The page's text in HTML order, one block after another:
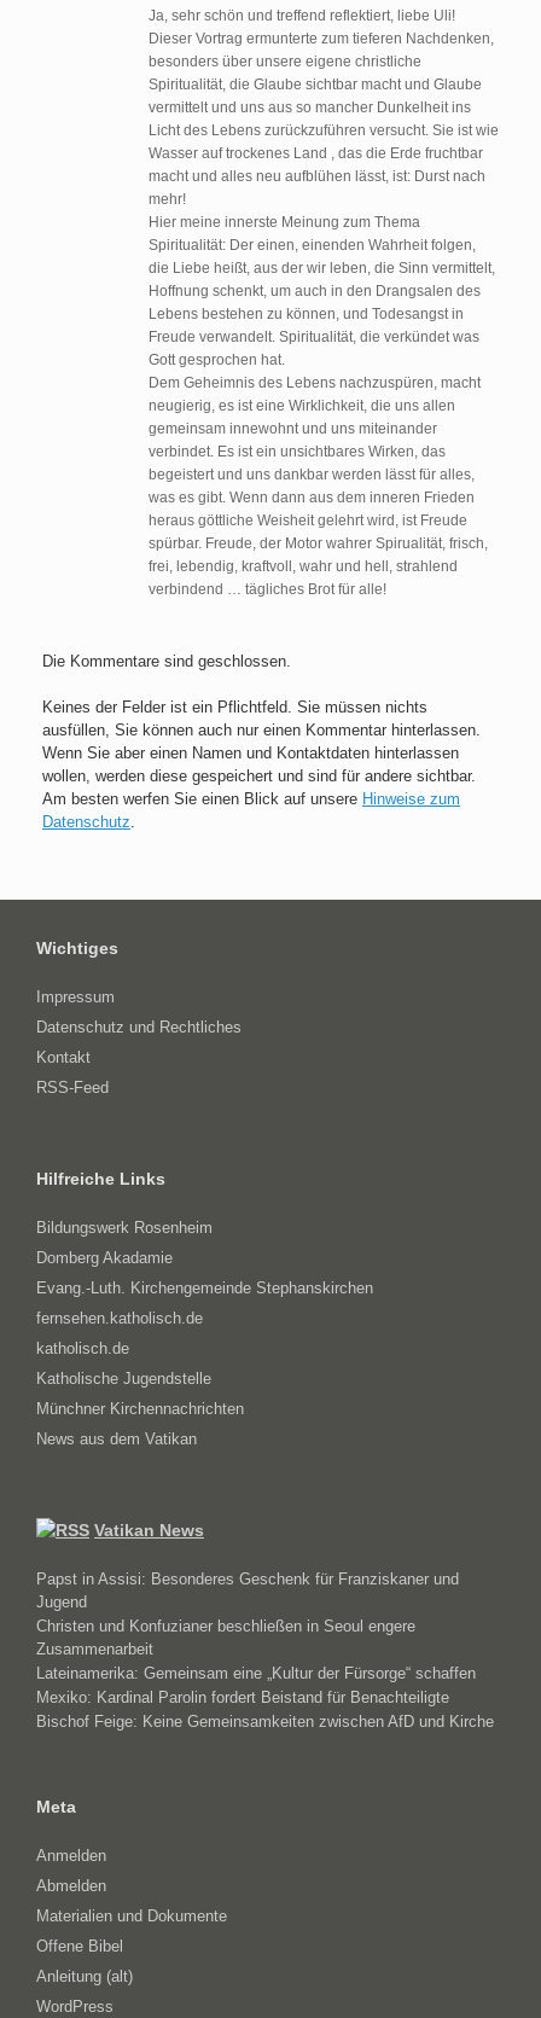
Ja, sehr schön und treffend reflektiert, liebe Uli!
Dieser Vortrag ermunterte zum tieferen Nachdenken,
besonders über unsere eigene christliche
Spiritualität, die Glaube sichtbar macht und Glaube
vermittelt und uns aus so mancher Dunkelheit ins
Licht des Lebens zurückzuführen versucht. Sie ist wie
Wasser auf trockenes Land , das die Erde fruchtbar
macht und alles neu aufblühen lässt, ist: Durst nach
mehr!
Hier meine innerste Meinung zum Thema
Spiritualität: Der einen, einenden Wahrheit folgen,
die Liebe heißt, aus der wir leben, die Sinn vermittelt,
Hoffnung schenkt, um auch in den Drangsalen des
Lebens bestehen zu können, und Todesangst in
Freude verwandelt. Spiritualität, die verkündet was
Gott gesprochen hat.
Dem Geheimnis des Lebens nachzuspüren, macht
neugierig, es ist eine Wirklichkeit, die uns allen
gemeinsam innewohnt und uns miteinander
verbindet. Es ist ein unsichtbares Wirken, das
begeistert und uns dankbar werden lässt für alles,
was es gibt. Wenn dann aus dem inneren Frieden
heraus göttliche Weisheit gelehrt wird, ist Freude
spürbar. Freude, der Motor wahrer Spirualität, frisch,
frei, lebendig, kraftvoll, wahr und hell, strahlend
verbindend … tägliches Brot für alle!
Die Kommentare sind geschlossen.
Keines der Felder ist ein Pflichtfeld. Sie müssen nichts
ausfüllen, Sie können auch nur einen Kommentar hinterlassen.
Wenn Sie aber einen Namen und Kontaktdaten hinterlassen
wollen, werden diese gespeichert und sind für andere sichtbar.
Am besten werfen Sie einen Blick auf unsere Hinweise zum
Datenschutz.
Wichtiges
Impressum
Datenschutz und Rechtliches
Kontakt
RSS-Feed
Hilfreiche Links
Bildungswerk Rosenheim
Domberg Akadamie
Evang.-Luth. Kirchengemeinde Stephanskirchen
fernsehen.katholisch.de
katholisch.de
Katholische Jugendstelle
Münchner Kirchennachrichten
News aus dem Vatikan
Vatikan News
Papst in Assisi: Besonderes Geschenk für Franziskaner und
Jugend
Christen und Konfuzianer beschließen in Seoul engere
Zusammenarbeit
Lateinamerika: Gemeinsam eine „Kultur der Fürsorge“ schaffen
Mexiko: Kardinal Parolin fordert Beistand für Benachteiligte
Bischof Feige: Keine Gemeinsamkeiten zwischen AfD und Kirche
Meta
Anmelden
Abmelden
Materialien und Dokumente
Offene Bibel
Anleitung (alt)
WordPress